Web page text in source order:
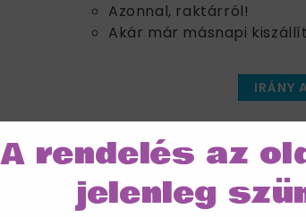
Azonnal, raktárról!
Akár már másnapi
IRÁNY
A rendelés az
jelenleg